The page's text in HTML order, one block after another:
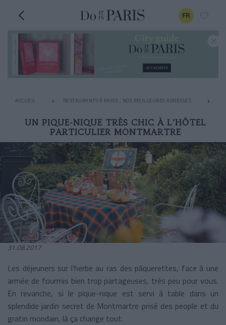
FR
ACCUEIL RESTAURANTS À PARIS : NOS MEILLEURES ADRESSES
UN PIQUE-NIQUE TRÈS CHIC À L’HÔTEL
PARTICULIER MONTMARTRE
31.08.2017
Les déjeuners sur l’herbe au ras des pâquerettes, face à une
armée de fourmis bien trop partageuses, très peu pour vous.
En revanche, si le pique-nique est servi à table dans un
splendide jardin secret de Montmartre prisé des people et du
gratin mondain, là ça change tout.